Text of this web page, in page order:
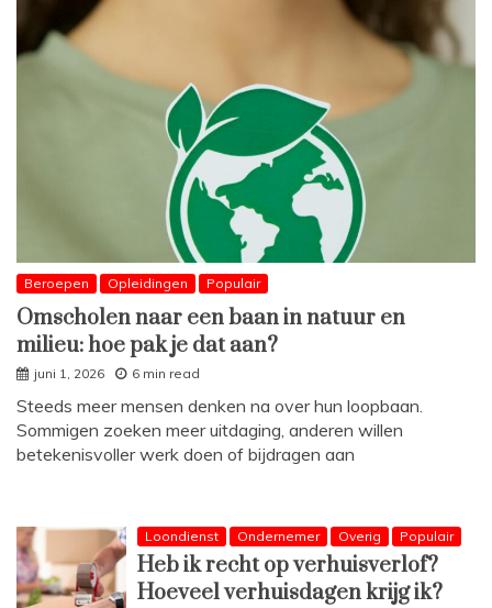
Beroepen Opleidingen Populair
Omscholen naar een baan in natuur en
milieu: hoe pak je dat aan?
juni 1, 2026 6 min read
Steeds meer mensen denken na over hun loopbaan.
Sommigen zoeken meer uitdaging, anderen willen
betekenisvoller werk doen of bijdragen aan
Loondienst Ondernemer Overig Populair
Heb ik recht op verhuisverlof?
Hoeveel verhuisdagen krijg ik?